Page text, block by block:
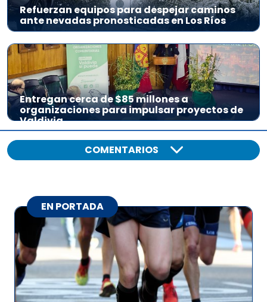
Refuerzan equipos para despejar caminos
ante nevadas pronosticadas en Los Ríos
Entregan cerca de $85 millones a
organizaciones para impulsar proyectos de
Valdivia
COMENTARIOS
EN PORTADA